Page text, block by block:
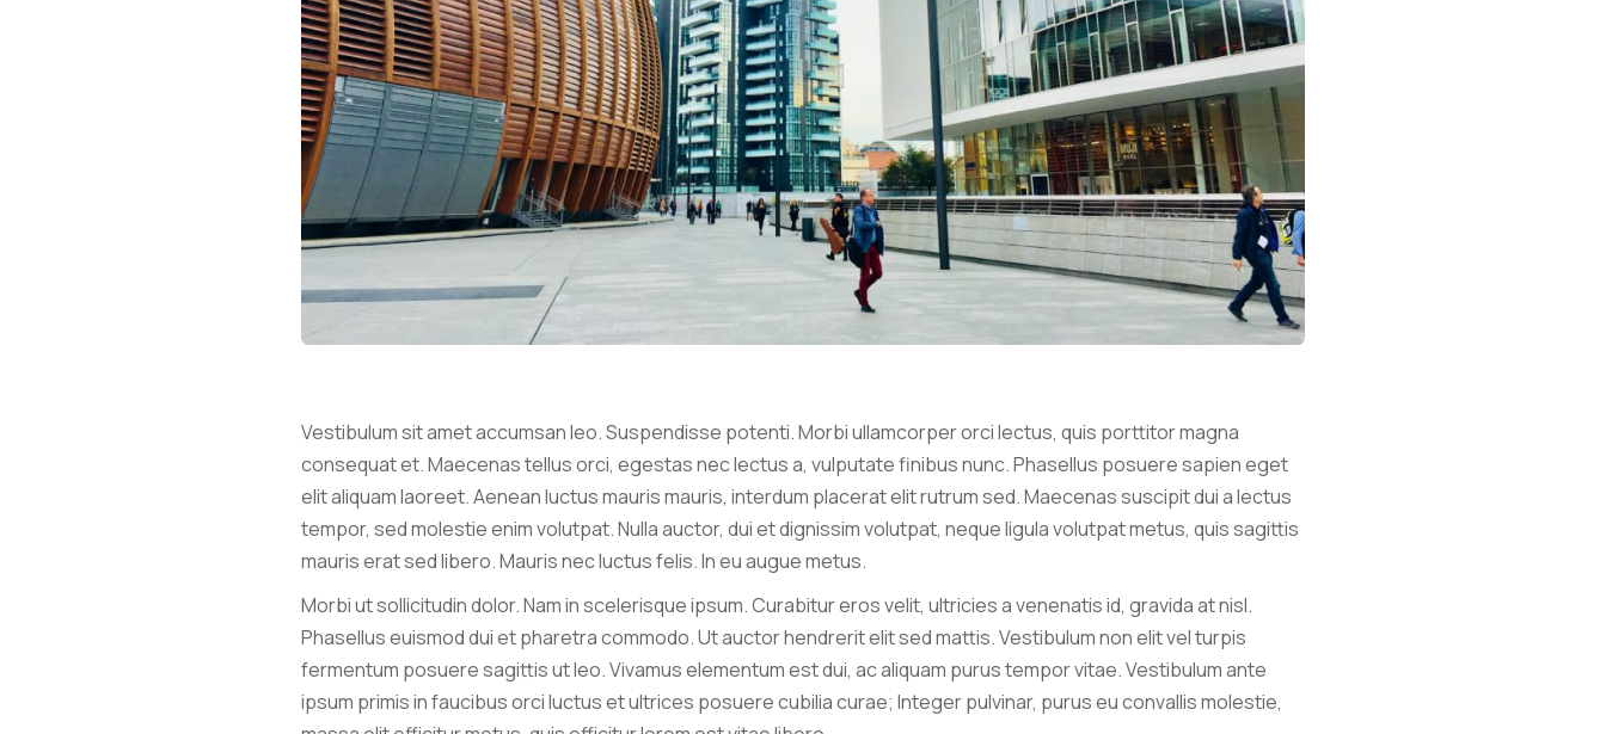
Vestibulum sit amet accumsan leo. Suspendisse potenti. Morbi ullamcorper orci lectus, quis porttitor magna
consequat et. Maecenas tellus orci, egestas nec lectus a, vulputate finibus nunc. Phasellus posuere sapien eget
elit aliquam laoreet. Aenean luctus mauris mauris, interdum placerat elit rutrum sed. Maecenas suscipit dui a lectus
tempor, sed molestie enim volutpat. Nulla auctor, dui et dignissim volutpat, neque ligula volutpat metus, quis sagittis
mauris erat sed libero. Mauris nec luctus felis. In eu augue metus.
Morbi ut sollicitudin dolor. Nam in scelerisque ipsum. Curabitur eros velit, ultricies a venenatis id, gravida at nisl.
Phasellus euismod dui et pharetra commodo. Ut auctor hendrerit elit sed mattis. Vestibulum non elit vel turpis
fermentum posuere sagittis ut leo. Vivamus elementum est dui, ac aliquam purus tempor vitae. Vestibulum ante
ipsum primis in faucibus orci luctus et ultrices posuere cubilia curae; Integer pulvinar, purus eu convallis molestie,